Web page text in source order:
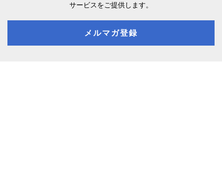
サービスをご提供します。
メルマガ登録